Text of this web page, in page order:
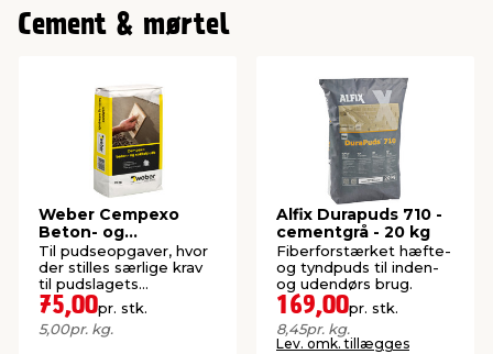
Cement & mørtel
Weber Cempexo
Beton- og
sokkelpuds 15 kg
Til pudseopgaver, hvor
der stilles særlige krav
til pudslagets
robusthed.
75,00pr. stk.
5,00pr. kg.
Alfix Durapuds 710 -
cementgrå - 20 kg
Fiberforstærket hæfte-
og tyndpuds til inden-
og udendørs brug.
169,00pr. stk.
8,45pr. kg.
Lev. omk. tillægges